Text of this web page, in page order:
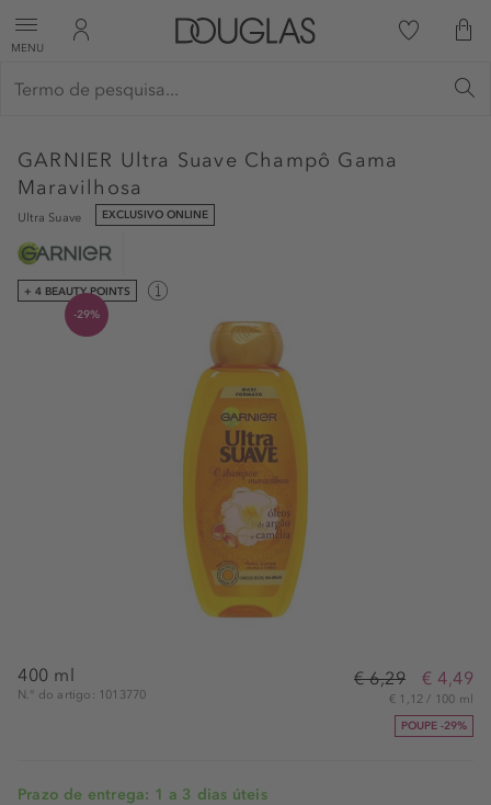
MENU
GARNIER Ultra Suave Champô Gama
Maravilhosa
Ultra Suave EXCLUSIVO ONLINE
+ 4 BEAUTY POINTS
-29%
400 ml
N.° do artigo: 1013770
€ 6,29 € 4,49
€ 1,12 / 100 ml
POUPE -29%
Prazo de entrega: 1 a 3 dias úteis